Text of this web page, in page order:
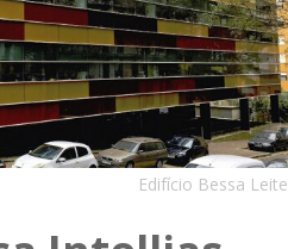
Edifício Bessa Leite